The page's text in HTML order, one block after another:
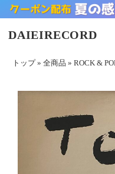
DAIEIRECORD
トップ» 全商品 » ROCK &